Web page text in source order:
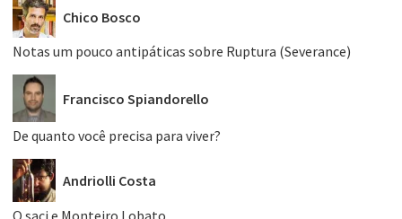
Chico Bosco
Notas um pouco antipáticas sobre Ruptura (Severance)
Francisco Spiandorello
De quanto você precisa para viver?
Andriolli Costa
O saci e Monteiro Lobato